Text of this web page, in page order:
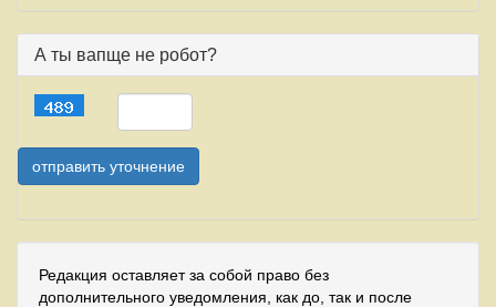
А ты вапще не робот?
Редакция оставляет за собой право без
дополнительного уведомления, как до, так и после